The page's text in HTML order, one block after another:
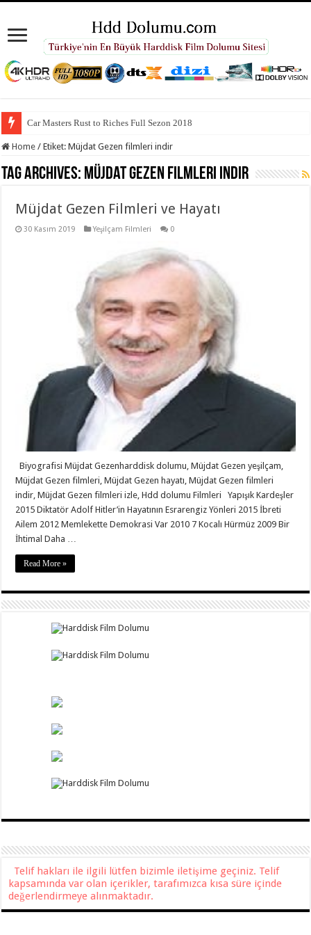
Car Masters Rust to Riches Full Sezon 2018
Home / Etiket:Müjdat Gezen filmleri indir
Tag Archives: Müjdat Gezen filmleri indir
Müjdat Gezen Filmleri ve Hayatı
30 Kasım 2019 Yeşilçam Filmleri 0
Biyografisi Müjdat Gezenharddisk dolumu, Müjdat Gezen yeşilçam,
Müjdat Gezen filmleri, Müjdat Gezen hayatı, Müjdat Gezen filmleri
indir, Müjdat Gezen filmleri izle, Hdd dolumu Filmleri Yapışık Kardeşler
2015 Diktatör Adolf Hitler’in Hayatının Esrarengiz Yönleri 2015 İbreti
Ailem 2012 Memlekette Demokrasi Var 2010 7 Kocalı Hürmüz 2009 Bir
İhtimal Daha …
Read More »
Telif hakları ile ilgili lütfen bizimle iletişime geçiniz. Telif
kapsamında var olan içerikler, tarafımızca kısa süre içinde
değerlendirmeye alınmaktadır.